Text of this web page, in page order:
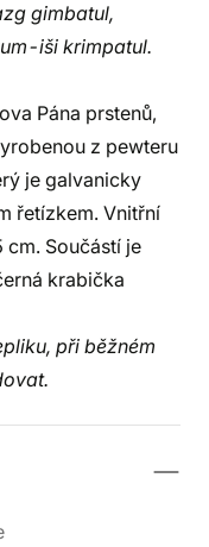
gimbatul,
iši krimpatul.
Pána prstenů,
z pewteru
je galvanicky
řetízkem. Vnitřní
cm. Součástí je
krabička
při běžném